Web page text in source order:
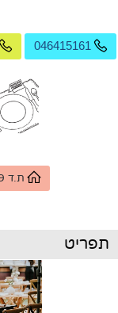
046415161
ת.ד 359 מיקוד 231020 מפעלי העמק (מגדל העמק)
תפריט